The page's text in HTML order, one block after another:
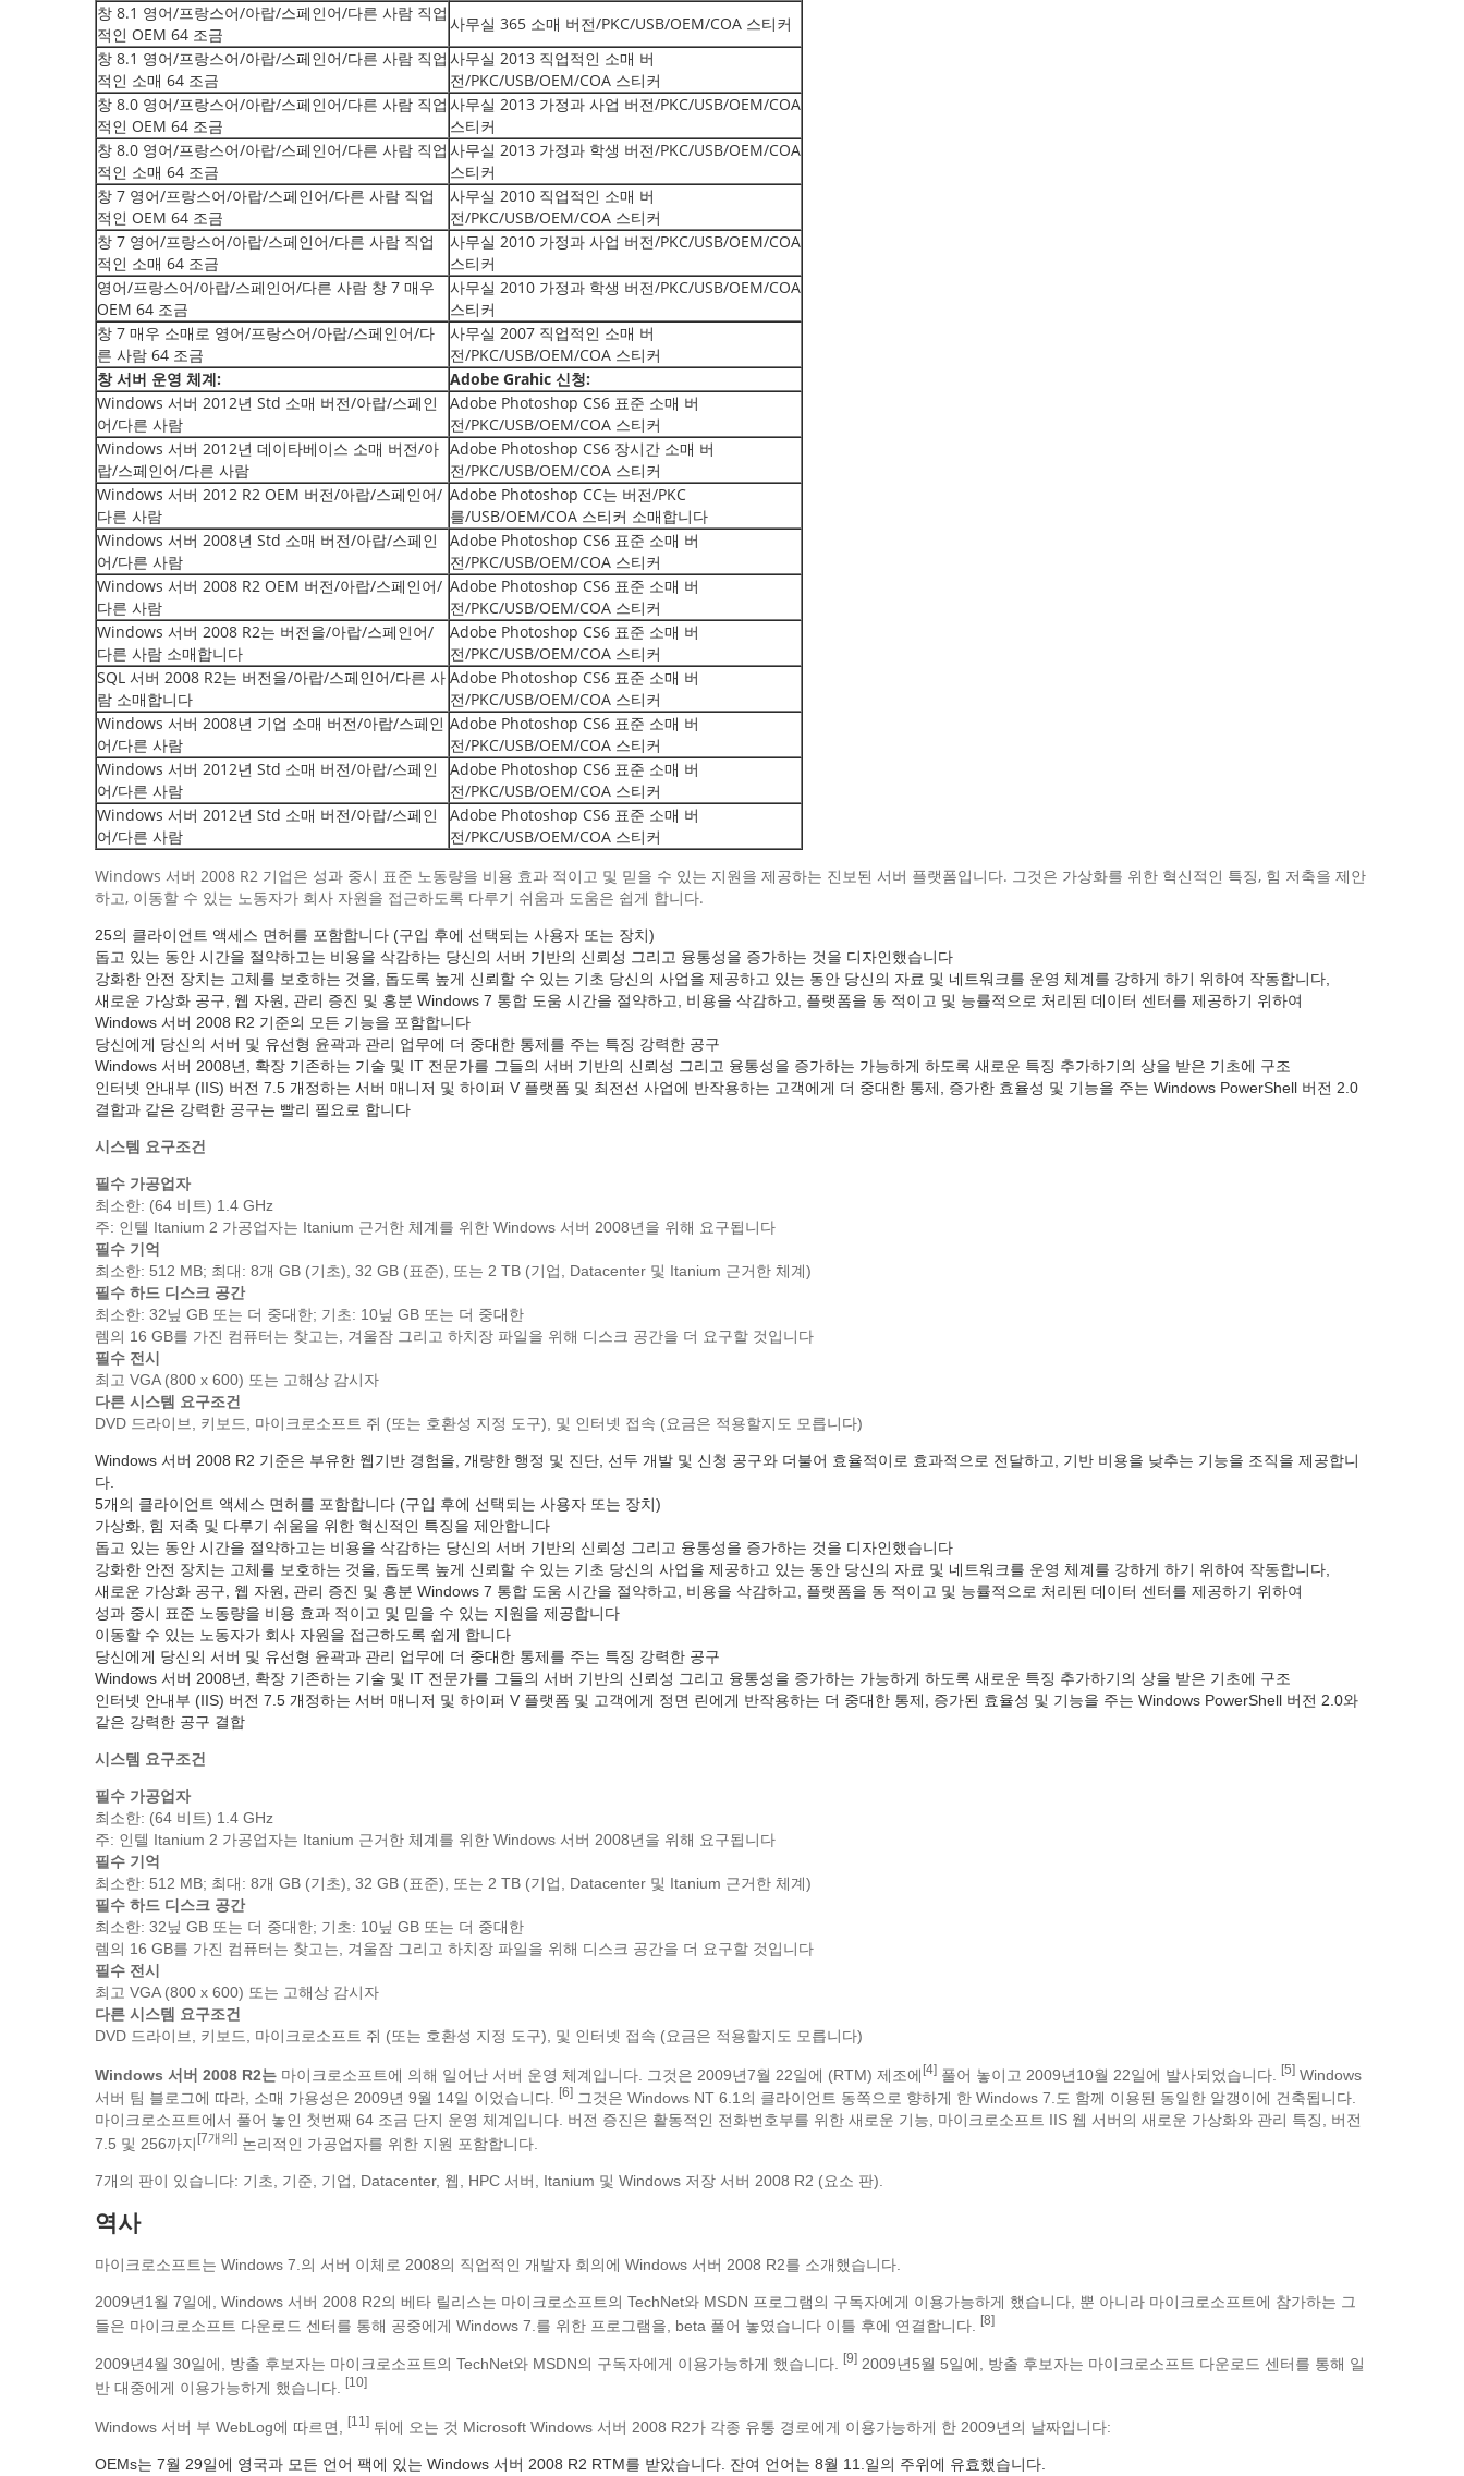
창 8.1 영어/프랑스어/아랍/스페인어/다른 사람 직업
적인 OEM 64 조금
사무실 365 소매 버전/PKC/USB/OEM/COA 스티커
창 8.1 영어/프랑스어/아랍/스페인어/다른 사람 직업
적인 소매 64 조금
사무실 2013 직업적인 소매 버
전/PKC/USB/OEM/COA 스티커
창 8.0 영어/프랑스어/아랍/스페인어/다른 사람 직업
적인 OEM 64 조금
사무실 2013 가정과 사업 버전/PKC/USB/OEM/COA
스티커
창 8.0 영어/프랑스어/아랍/스페인어/다른 사람 직업
적인 소매 64 조금
사무실 2013 가정과 학생 버전/PKC/USB/OEM/COA
스티커
창 7 영어/프랑스어/아랍/스페인어/다른 사람 직업
적인 OEM 64 조금
사무실 2010 직업적인 소매 버
전/PKC/USB/OEM/COA 스티커
창 7 영어/프랑스어/아랍/스페인어/다른 사람 직업
적인 소매 64 조금
사무실 2010 가정과 사업 버전/PKC/USB/OEM/COA
스티커
영어/프랑스어/아랍/스페인어/다른 사람 창 7 매우
OEM 64 조금
사무실 2010 가정과 학생 버전/PKC/USB/OEM/COA
스티커
창 7 매우 소매로 영어/프랑스어/아랍/스페인어/다
른 사람 64 조금
사무실 2007 직업적인 소매 버
전/PKC/USB/OEM/COA 스티커
창 서버 운영 체계:
Adobe Grahic 신청:
Windows 서버 2012년 Std 소매 버전/아랍/스페인
어/다른 사람
Adobe Photoshop CS6 표준 소매 버
전/PKC/USB/OEM/COA 스티커
Windows 서버 2012년 데이타베이스 소매 버전/아
랍/스페인어/다른 사람
Adobe Photoshop CS6 장시간 소매 버
전/PKC/USB/OEM/COA 스티커
Windows 서버 2012 R2 OEM 버전/아랍/스페인어/
다른 사람
Adobe Photoshop CC는 버전/PKC
를/USB/OEM/COA 스티커 소매합니다
Windows 서버 2008년 Std 소매 버전/아랍/스페인
어/다른 사람
Adobe Photoshop CS6 표준 소매 버
전/PKC/USB/OEM/COA 스티커
Windows 서버 2008 R2 OEM 버전/아랍/스페인어/
다른 사람
Adobe Photoshop CS6 표준 소매 버
전/PKC/USB/OEM/COA 스티커
Windows 서버 2008 R2는 버전을/아랍/스페인어/
다른 사람 소매합니다
Adobe Photoshop CS6 표준 소매 버
전/PKC/USB/OEM/COA 스티커
SQL 서버 2008 R2는 버전을/아랍/스페인어/다른 사
람 소매합니다
Adobe Photoshop CS6 표준 소매 버
전/PKC/USB/OEM/COA 스티커
Windows 서버 2008년 기업 소매 버전/아랍/스페인
어/다른 사람
Adobe Photoshop CS6 표준 소매 버
전/PKC/USB/OEM/COA 스티커
Windows 서버 2012년 Std 소매 버전/아랍/스페인
어/다른 사람
Adobe Photoshop CS6 표준 소매 버
전/PKC/USB/OEM/COA 스티커
Windows 서버 2012년 Std 소매 버전/아랍/스페인
어/다른 사람
Adobe Photoshop CS6 표준 소매 버
전/PKC/USB/OEM/COA 스티커
Windows 서버 2008 R2 기업은 성과 중시 표준 노동량을 비용 효과 적이고 및 믿을 수 있는 지원을 제공하는 진보된 서버 플랫폼입니다. 그것은 가상화를 위한 혁신적인 특징, 힘 저축을 제안
하고, 이동할 수 있는 노동자가 회사 자원을 접근하도록 다루기 쉬움과 도움은 쉽게 합니다.
25의 클라이언트 액세스 면허를 포함합니다 (구입 후에 선택되는 사용자 또는 장치)
돕고 있는 동안 시간을 절약하고는 비용을 삭감하는 당신의 서버 기반의 신뢰성 그리고 융통성을 증가하는 것을 디자인했습니다
강화한 안전 장치는 고체를 보호하는 것을, 돕도록 높게 신뢰할 수 있는 기초 당신의 사업을 제공하고 있는 동안 당신의 자료 및 네트워크를 운영 체계를 강하게 하기 위하여 작동합니다,
새로운 가상화 공구, 웹 자원, 관리 증진 및 흥분 Windows 7 통합 도움 시간을 절약하고, 비용을 삭감하고, 플랫폼을 동 적이고 및 능률적으로 처리된 데이터 센터를 제공하기 위하여
Windows 서버 2008 R2 기준의 모든 기능을 포함합니다
당신에게 당신의 서버 및 유선형 윤곽과 관리 업무에 더 중대한 통제를 주는 특징 강력한 공구
Windows 서버 2008년, 확장 기존하는 기술 및 IT 전문가를 그들의 서버 기반의 신뢰성 그리고 융통성을 증가하는 가능하게 하도록 새로운 특징 추가하기의 상을 받은 기초에 구조
인터넷 안내부 (IIS) 버전 7.5 개정하는 서버 매니저 및 하이퍼 V 플랫폼 및 최전선 사업에 반작용하는 고객에게 더 중대한 통제, 증가한 효율성 및 기능을 주는 Windows PowerShell 버전 2.0
결합과 같은 강력한 공구는 빨리 필요로 합니다
시스템 요구조건
필수 가공업자
최소한: (64 비트) 1.4 GHz
주: 인텔 Itanium 2 가공업자는 Itanium 근거한 체계를 위한 Windows 서버 2008년을 위해 요구됩니다
필수 기억
최소한: 512 MB; 최대: 8개 GB (기초), 32 GB (표준), 또는 2 TB (기업, Datacenter 및 Itanium 근거한 체계)
필수 하드 디스크 공간
최소한: 32닢 GB 또는 더 중대한; 기초: 10닢 GB 또는 더 중대한
렘의 16 GB를 가진 컴퓨터는 찾고는, 겨울잠 그리고 하치장 파일을 위해 디스크 공간을 더 요구할 것입니다
필수 전시
최고 VGA (800 x 600) 또는 고해상 감시자
다른 시스템 요구조건
DVD 드라이브, 키보드, 마이크로소프트 쥐 (또는 호환성 지정 도구), 및 인터넷 접속 (요금은 적용할지도 모릅니다)
Windows 서버 2008 R2 기준은 부유한 웹기반 경험을, 개량한 행정 및 진단, 선두 개발 및 신청 공구와 더불어 효율적이로 효과적으로 전달하고, 기반 비용을 낮추는 기능을 조직을 제공합니
다.
5개의 클라이언트 액세스 면허를 포함합니다 (구입 후에 선택되는 사용자 또는 장치)
가상화, 힘 저축 및 다루기 쉬움을 위한 혁신적인 특징을 제안합니다
돕고 있는 동안 시간을 절약하고는 비용을 삭감하는 당신의 서버 기반의 신뢰성 그리고 융통성을 증가하는 것을 디자인했습니다
강화한 안전 장치는 고체를 보호하는 것을, 돕도록 높게 신뢰할 수 있는 기초 당신의 사업을 제공하고 있는 동안 당신의 자료 및 네트워크를 운영 체계를 강하게 하기 위하여 작동합니다,
새로운 가상화 공구, 웹 자원, 관리 증진 및 흥분 Windows 7 통합 도움 시간을 절약하고, 비용을 삭감하고, 플랫폼을 동 적이고 및 능률적으로 처리된 데이터 센터를 제공하기 위하여
성과 중시 표준 노동량을 비용 효과 적이고 및 믿을 수 있는 지원을 제공합니다
이동할 수 있는 노동자가 회사 자원을 접근하도록 쉽게 합니다
당신에게 당신의 서버 및 유선형 윤곽과 관리 업무에 더 중대한 통제를 주는 특징 강력한 공구
Windows 서버 2008년, 확장 기존하는 기술 및 IT 전문가를 그들의 서버 기반의 신뢰성 그리고 융통성을 증가하는 가능하게 하도록 새로운 특징 추가하기의 상을 받은 기초에 구조
인터넷 안내부 (IIS) 버전 7.5 개정하는 서버 매니저 및 하이퍼 V 플랫폼 및 고객에게 정면 린에게 반작용하는 더 중대한 통제, 증가된 효율성 및 기능을 주는 Windows PowerShell 버전 2.0와
같은 강력한 공구 결합
시스템 요구조건
필수 가공업자
최소한: (64 비트) 1.4 GHz
주: 인텔 Itanium 2 가공업자는 Itanium 근거한 체계를 위한 Windows 서버 2008년을 위해 요구됩니다
필수 기억
최소한: 512 MB; 최대: 8개 GB (기초), 32 GB (표준), 또는 2 TB (기업, Datacenter 및 Itanium 근거한 체계)
필수 하드 디스크 공간
최소한: 32닢 GB 또는 더 중대한; 기초: 10닢 GB 또는 더 중대한
렘의 16 GB를 가진 컴퓨터는 찾고는, 겨울잠 그리고 하치장 파일을 위해 디스크 공간을 더 요구할 것입니다
필수 전시
최고 VGA (800 x 600) 또는 고해상 감시자
다른 시스템 요구조건
DVD 드라이브, 키보드, 마이크로소프트 쥐 (또는 호환성 지정 도구), 및 인터넷 접속 (요금은 적용할지도 모릅니다)
Windows 서버 2008 R2는 마이크로소프트에 의해 일어난 서버 운영 체계입니다. 그것은 2009년7월 22일에 (RTM) 제조에 [4] 풀어 놓이고 2009년10월 22일에 발사되었습니다. [5] Windows
서버 팀 블로그에 따라, 소매 가용성은 2009년 9월 14일 이었습니다. [6] 그것은 Windows NT 6.1의 클라이언트 동쪽으로 향하게 한 Windows 7.도 함께 이용된 동일한 알갱이에 건축됩니다.
마이크로소프트에서 풀어 놓인 첫번째 64 조금 단지 운영 체계입니다. 버전 증진은 활동적인 전화번호부를 위한 새로운 기능, 마이크로소프트 IIS 웹 서버의 새로운 가상화와 관리 특징, 버전
7.5 및 256까지 [7개의] 논리적인 가공업자를 위한 지원 포함합니다.
7개의 판이 있습니다: 기초, 기준, 기업, Datacenter, 웹, HPC 서버, Itanium 및 Windows 저장 서버 2008 R2 (요소 판).
역사
마이크로소프트는 Windows 7.의 서버 이체로 2008의 직업적인 개발자 회의에 Windows 서버 2008 R2를 소개했습니다.
2009년1월 7일에, Windows 서버 2008 R2의 베타 릴리스는 마이크로소프트의 TechNet와 MSDN 프로그램의 구독자에게 이용가능하게 했습니다, 뿐 아니라 마이크로소프트에 참가하는 그
들은 마이크로소프트 다운로드 센터를 통해 공중에게 Windows 7.를 위한 프로그램을, beta 풀어 놓였습니다 이틀 후에 연결합니다.
[8]
2009년4월 30일에, 방출 후보자는 마이크로소프트의 TechNet와 MSDN의 구독자에게 이용가능하게 했습니다. [9] 2009년5월 5일에, 방출 후보자는 마이크로소프트 다운로드 센터를 통해 일
반 대중에게 이용가능하게 했습니다.
[10]
Windows 서버 부 WebLog에 따르면, [11] 뒤에 오는 것 Microsoft Windows 서버 2008 R2가 각종 유통 경로에게 이용가능하게 한 2009년의 날짜입니다:
OEMs는 7월 29일에 영국과 모든 언어 팩에 있는 Windows 서버 2008 R2 RTM를 받았습니다. 잔여 언어는 8월 11.일의 주위에 유효했습니다.